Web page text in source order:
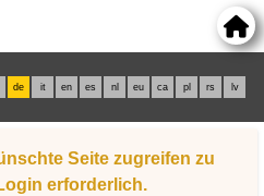
de it en es nl eu ca pl rs lv
Seite zugreifen zu
erforderlich.